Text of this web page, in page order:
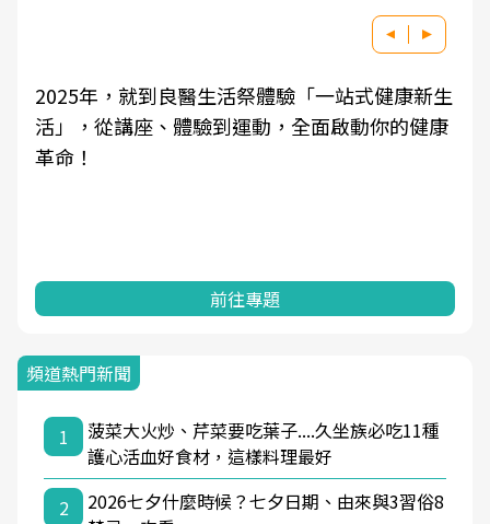
2025年，就到良醫生活祭體驗「一站式健康新生
活」，從講座、體驗到運動，全面啟動你的健康
革命！
前往專題
頻道熱門新聞
1
菠菜大火炒、芹菜要吃葉子....久坐族必吃11種
護心活血好食材，這樣料理最好
2
2026七夕什麼時候？七夕日期、由來與3習俗8